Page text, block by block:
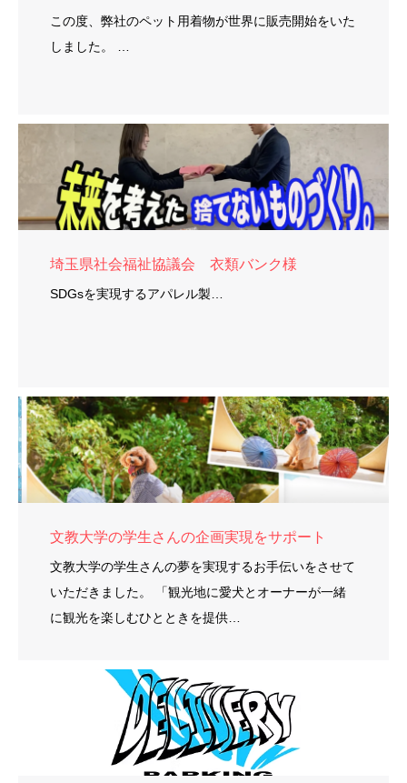
この度、弊社のペット用着物が世界に販売開始をいた
しました。 …
埼玉県社会福祉協議会 衣類バンク様
SDGsを実現するアパレル製…
文教大学の学生さんの企画実現をサポート
文教大学の学生さんの夢を実現するお手伝いをさせて
いただきました。 「観光地に愛犬とオーナーが一緒
に観光を楽しむひとときを提供…